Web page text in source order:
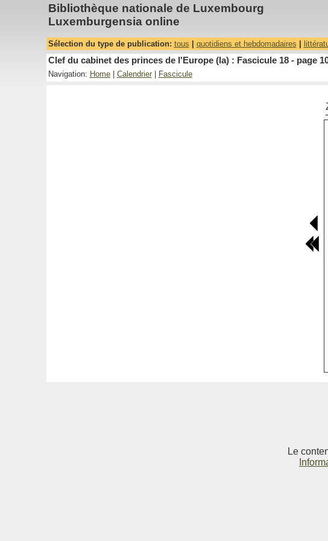
Bibliothèque nationale de Luxembourg
Luxemburgensia online
Sélection du type de publication: tous quotidiens et hebdomadaires
Clef du cabinet des princes de l'Europe (la) : Fascicule 18 - page
Navigation: Home| Calendrier| Fascicule
Le